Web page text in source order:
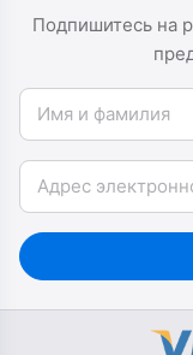
Подпишитесь на
Имя и фамилия
Email